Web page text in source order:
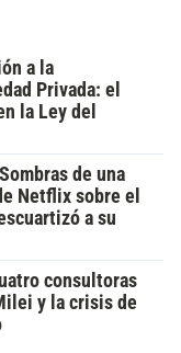
a la
Privada: el
la Ley del
de una
Netflix sobre el
a su
consultoras
y la crisis de